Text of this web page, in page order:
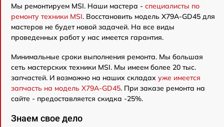
Мы ремонтируем MSI. Наши мастера - специалисты по
ремонту техники MSI. Восстановить модель X79A-GD45 для
мастеров не будет новой задачей. На все виды
проведенных работ у нас имеется гарантия.
Минимальные сроки выполнения ремонта. Мы большая
сеть мастерских техники MSI. Мы имеем более 20 тыс.
запчастей. И возможно на наших складах уже имеется
запчасть на модель X79A-GD45. При заказе ремонта на
сайте - предоставляется скидка -25%.
Знаем свое дело